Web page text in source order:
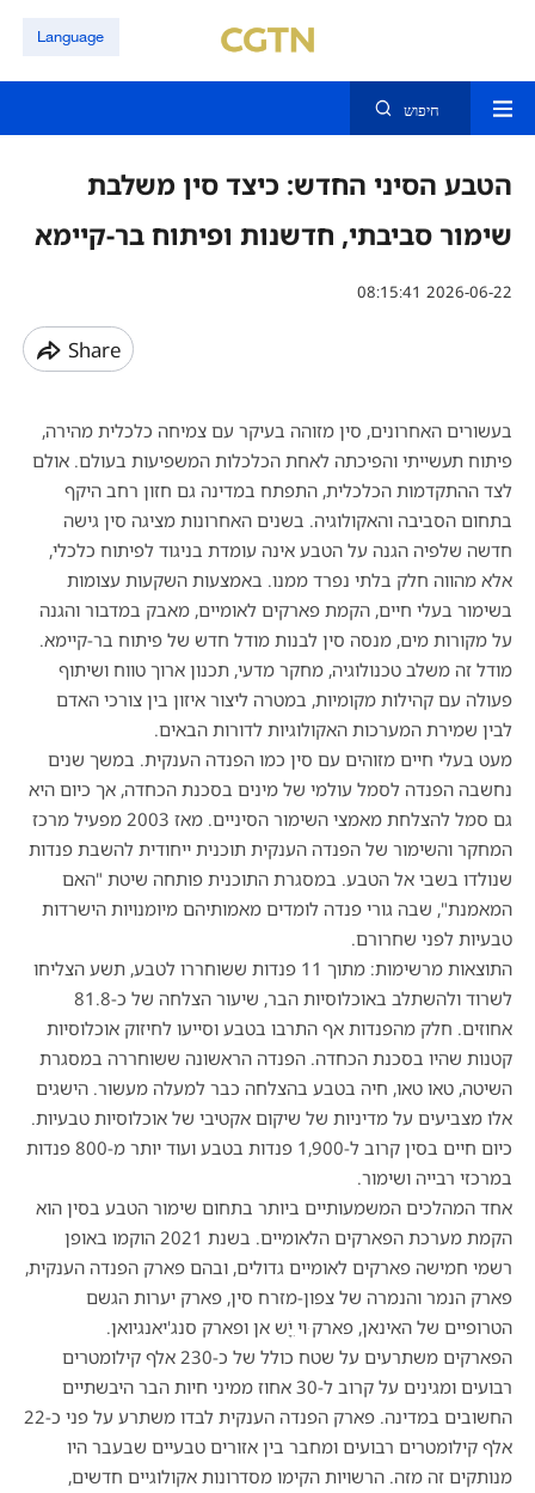
Language
חיפוש
הטבע הסיני החדש: כיצד סין משלבת
שימור סביבתי, חדשנות ופיתוח בר-קיימא
08:15:41 2026-06-22
Share
בעשורים האחרונים, סין מזוהה בעיקר עם צמיחה כלכלית מהירה,
פיתוח תעשייתי והפיכתה לאחת הכלכלות המשפיעות בעולם. אולם
לצד ההתקדמות הכלכלית, התפתח במדינה גם חזון רחב היקף
בתחום הסביבה והאקולוגיה. בשנים האחרונות מציגה סין גישה
חדשה שלפיה הגנה על הטבע אינה עומדת בניגוד לפיתוח כלכלי,
אלא מהווה חלק בלתי נפרד ממנו. באמצעות השקעות עצומות
בשימור בעלי חיים, הקמת פארקים לאומיים, מאבק במדבור והגנה
על מקורות מים, מנסה סין לבנות מודל חדש של פיתוח בר-קיימא.
מודל זה משלב טכנולוגיה, מחקר מדעי, תכנון ארוך טווח ושיתוף
פעולה עם קהילות מקומיות, במטרה ליצור איזון בין צורכי האדם
לבין שמירת המערכות האקולוגיות לדורות הבאים.
מעט בעלי חיים מזוהים עם סין כמו הפנדה הענקית. במשך שנים
נחשבה הפנדה לסמל עולמי של מינים בסכנת הכחדה, אך כיום היא
גם סמל להצלחת מאמצי השימור הסיניים. מאז 2003 מפעיל מרכז
המחקר והשימור של הפנדה הענקית תוכנית ייחודית להשבת פנדות
שנולדו בשבי אל הטבע. במסגרת התוכנית פותחה שיטת "האם
המאמנת", שבה גורי פנדה לומדים מאמותיהם מיומנויות הישרדות
טבעיות לפני שחרורם.
התוצאות מרשימות: מתוך 11 פנדות ששוחררו לטבע, תשע הצליחו
לשרוד ולהשתלב באוכלוסיות הבר, שיעור הצלחה של כ-81.8
אחוזים. חלק מהפנדות אף התרבו בטבע וסייעו לחיזוק אוכלוסיות
קטנות שהיו בסכנת הכחדה. הפנדה הראשונה ששוחררה במסגרת
השיטה, טאו טאו, חיה בטבע בהצלחה כבר למעלה מעשור. הישגים
אלו מצביעים על מדיניות של שיקום אקטיבי של אוכלוסיות טבעיות.
כיום חיים בסין קרוב ל-1,900 פנדות בטבע ועוד יותר מ-800
פנדות
במרכזי רבייה ושימור.
אחד המהלכים המשמעותיים ביותר בתחום שימור הטבע בסין הוא
הקמת מערכת הפארקים הלאומיים. בשנת 2021 הוקמו באופן
רשמי חמישה פארקים לאומיים גדולים, ובהם פארק הפנדה הענקית,
פארק הנמר והנמרה של צפון-מזרח סין, פארק יערות הגשם
הטרופיים של האינאן, פארק ּוי ִיָׁש אן ופארק סנג'יאנגיואן.
הפארקים משתרעים על שטח כולל של כ-230
אלף קילומטרים
רבועים ומגינים על קרוב ל-30
אחוז ממיני חיות הבר היבשתיים
החשובים במדינה. פארק הפנדה הענקית לבדו משתרע על פני כ-22
אלף קילומטרים רבועים ומחבר בין אזורים טבעיים שבעבר היו
מנותקים זה מזה. הרשויות הקימו מסדרונות אקולוגיים חדשים,